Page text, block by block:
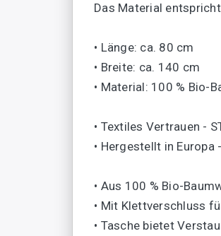
Das Material
• Länge: ca. 80 cm
• Breite: ca. 140 cm
• Material: 100 % Bio-
• Textiles Vertrauen -
• Hergestellt in Europa -
• Aus 100 % Bio-
• Mit Klettverschluss
• Tasche bietet